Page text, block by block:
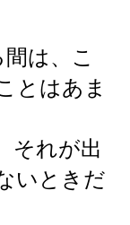
は、こ
とはあま
それが出
いときだ